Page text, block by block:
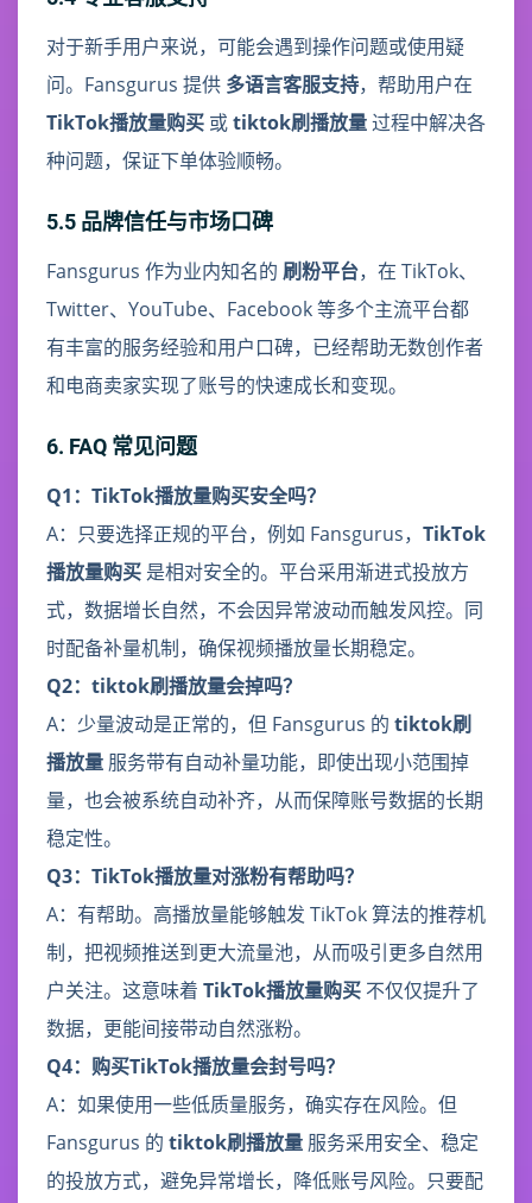
对于新手用户来说，可能会遇到操作问题或使用疑
问。Fansgurus 提供 多语言客服支持，帮助用户在
TikTok播放量购买 或tiktok刷播放量过程中解决各
种问题，保证下单体验顺畅。
5.5 品牌信任与市场口碑
Fansgurus 作为业内知名的 刷粉平台，在 TikTok、
Twitter、YouTube、Facebook 等多个主流平台都
有丰富的服务经验和用户口碑，已经帮助无数创作者
和电商卖家实现了账号的快速成长和变现。
6. FAQ 常见问题
Q1：TikTok播放量购买安全吗？
A：只要选择正规的平台，例如 Fansgurus， TikTok
播放量购买 是相对安全的。平台采用渐进式投放方
式，数据增长自然，不会因异常波动而触发风控。同
时配备补量机制，确保视频播放量长期稳定。
Q2：tiktok刷播放量会掉吗？
A：少量波动是正常的，但 Fansgurus 的 tiktok刷
播放量 服务带有自动补量功能，即使出现小范围掉
量，也会被系统自动补齐，从而保障账号数据的长期
稳定性。
Q3：TikTok播放量对涨粉有帮助吗？
A：有帮助。高播放量能够触发 TikTok 算法的推荐机
制，把视频推送到更大流量池，从而吸引更多自然用
户关注。这意味着 TikTok播放量购买 不仅仅提升了
数据，更能间接带动自然涨粉。
Q4：购买TikTok播放量会封号吗？
A：如果使用一些低质量服务，确实存在风险。但
Fansgurus 的 tiktok刷播放量 服务采用安全、稳定
的投放方式，避免异常增长，降低账号风险。只要配